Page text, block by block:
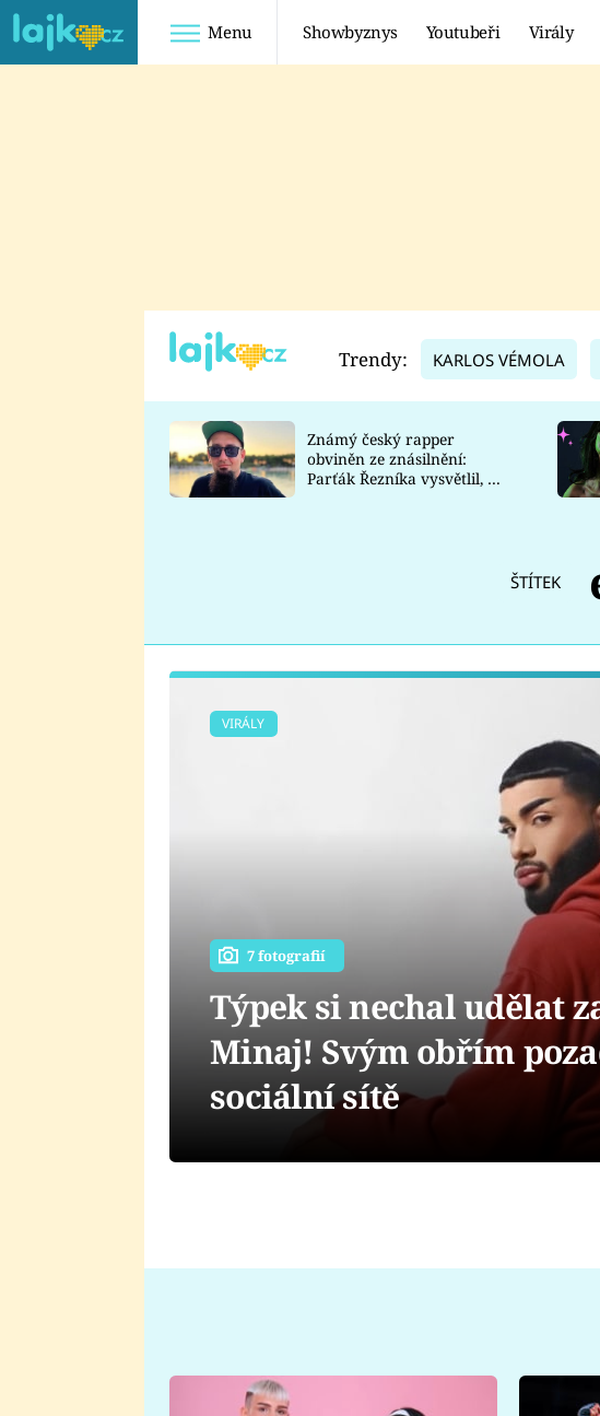
Menu Showbyznys Youtubeři Virály
TADEÁŠ KUBĚNKA
DATEL
Trendy: KARLOS VÉMOLA
Známý český rapper
obviněn ze znásilnění:
Parťák Řezníka vysvětlil, co
ŠTÍTEK
VIRÁLY
7 fotografií
Týpek si nechal udělat
Minaj! Svým obřím
sociální sítě